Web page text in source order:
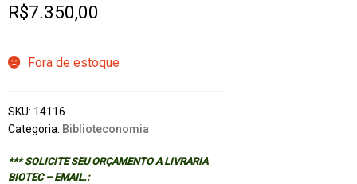
R$7.350,00
Fora de estoque
SKU: 14116
Categoria: Biblioteconomia
*** SOLICITE SEU ORÇAMENTO A LIVRARIA
BIOTEC – EMAIL.: